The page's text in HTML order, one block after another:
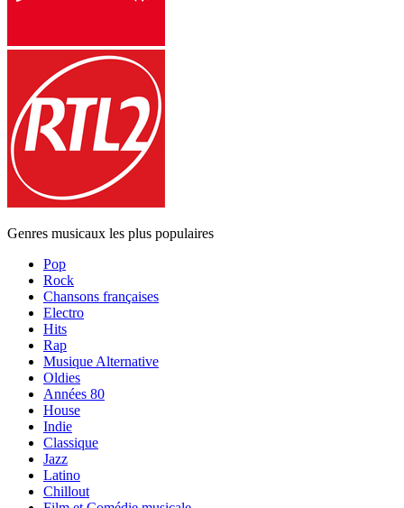
Genres musicaux les plus populaires
Pop
Rock
Chansons françaises
Electro
Hits
Rap
Musique Alternative
Oldies
Années 80
House
Indie
Classique
Jazz
Latino
Chillout